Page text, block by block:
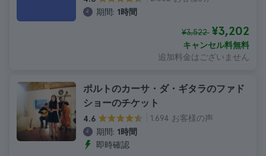
期間: 1時間
¥3,522 ¥3,202
キャンセル料無料
追加料金はございません
ポルトのカーサ・ダ・ギタラのファド
ショーのチケット
4.6
1.694 お客様の声
期間: 1時間
即時確認